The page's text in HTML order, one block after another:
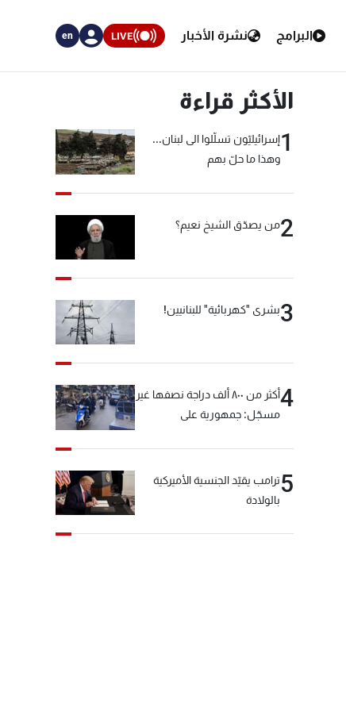
البرامج نشرة الأخبار LIVE
en
الأكثر قراءة
1إسرائيليّون تسلّلوا الى لبنان...
وهذا ما حلّ بهم
2من يصدّق الشيخ نعيم؟
3بشرى "كهربائية" للبنانيين!
4
أكثر من ٨٠٠ ألف دراجة نصفها غير
مسجّل: جمهورية على
5ترامب يقيّد الجنسية الأميركية
بالولادة